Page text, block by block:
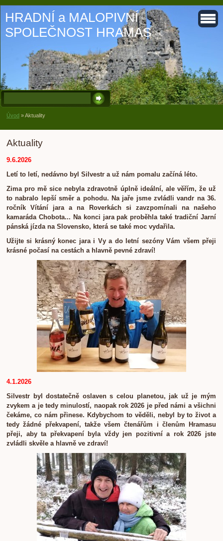
HRADNÍ a MALOPIVNÍ
SPOLEČNOST HRAMAS
Úvod »Aktuality
Aktuality
9.6.2026
Letí to letí, nedávno byl Silvestr a už nám pomalu začíná léto.
Zima pro mě sice nebyla zdravotně úplně ideální, ale věřím, že už
to nabralo lepší směr a pohodu. Na jaře jsme zvládli vandr na 36.
ročník Vítání jara a na Roverkách si zavzpomínali na našeho
kamaráda Chobota... Na konci jara pak proběhla také tradiční Jarní
pánská jízda na Slovensko, která se také moc vydařila.
Užijte si krásný konec jara i Vy a do letní sezóny Vám všem přeji
krásné počasí na cestách a hlavně pevné zdraví!
4.1.2026
Silvestr byl dostatečně oslaven s celou planetou, jak už je mým
zvykem a je tedy minulostí, naopak rok 2026 je před námi a všichni
čekáme, co nám přinese. Kdybychom to věděli, nebyl by to život a
tedy žádné překvapení, takže všem čtenářům i členům Hramasu
přeji, aby ta překvapení byla vždy jen pozitivní a rok 2026 jste
zvládli skvěle a hlavně ve zdraví!